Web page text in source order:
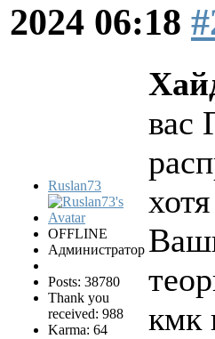
2024 06:18
Ruslan73
OFFLINE
Администратор
Posts: 38780
Thank you
received: 988
Karma: 64
вас
кмк